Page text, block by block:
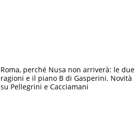
Roma, perché Nusa non arriverà: le due
ragioni e il piano B di Gasperini. Novità
su Pellegrini e Cacciamani